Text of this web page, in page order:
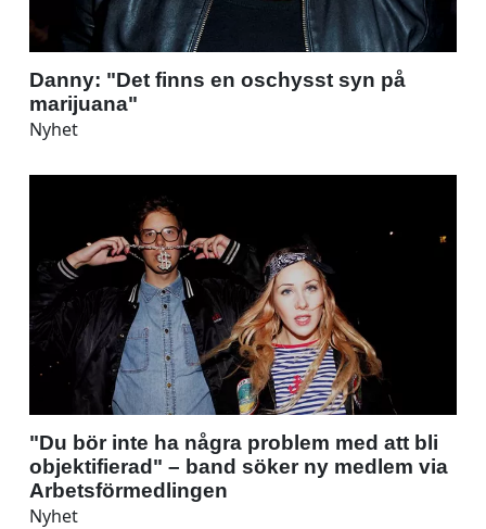
Danny: "Det finns en oschysst syn på
marijuana"
Nyhet
"Du bör inte ha några problem med att bli
objektifierad" – band söker ny medlem via
Arbetsförmedlingen
Nyhet